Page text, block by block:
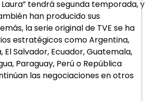
tendrá segunda temporada, y
han producido sus
la serie original de TVE se ha
estratégicos como Argentina,
El Salvador, Ecuador, Guatemala,
Paraguay, Perú o República
las negociaciones en otros